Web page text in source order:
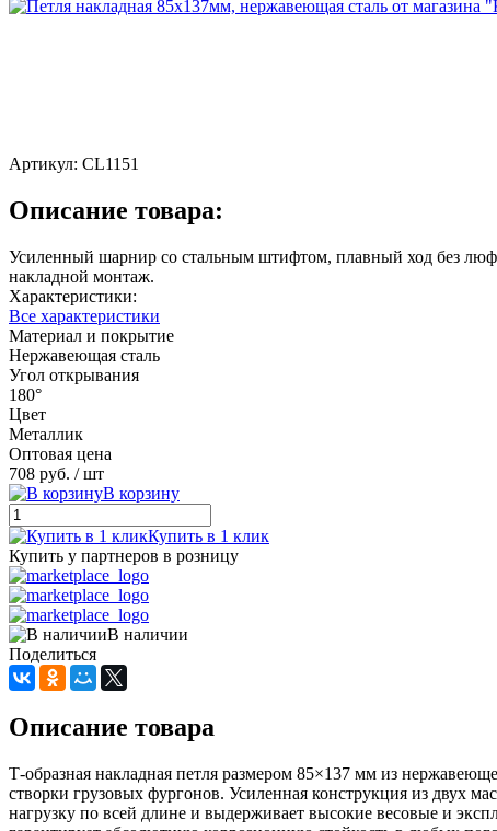
Артикул: CL1151
Описание товара:
Усиленный шарнир со стальным штифтом, плавный ход без
накладной монтаж.
Характеристики:
Все характеристики
Материал и покрытие
Нержавеющая сталь
Угол открывания
180°
Цвет
Металлик
Оптовая цена
708 руб. / шт
В корзину
Купить в 1 клик
Купить у партнеров в розницу
В наличии
Поделиться
Описание товара
Т-образная накладная петля размером 85×137 мм из
створки грузовых фургонов. Усиленная конструкция из двух
нагрузку по всей длине и выдерживает высокие весовые и